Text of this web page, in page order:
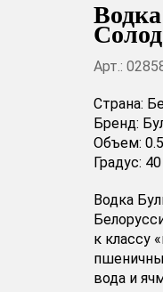
Арт.:
Страна:
Бренд:
Объем:
Градус: 40
Водка
к классу
вода и